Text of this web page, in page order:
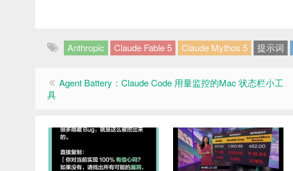
Anthropic Claude Fable 5 Claude Mythos 5 提示词
Agent Battery：Claude Code 用量监控的Mac 状态栏小工
具